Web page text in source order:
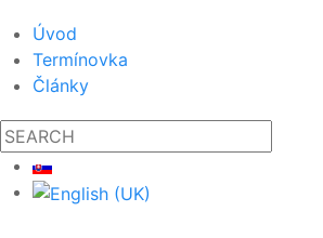
Úvod
Termínovka
Články